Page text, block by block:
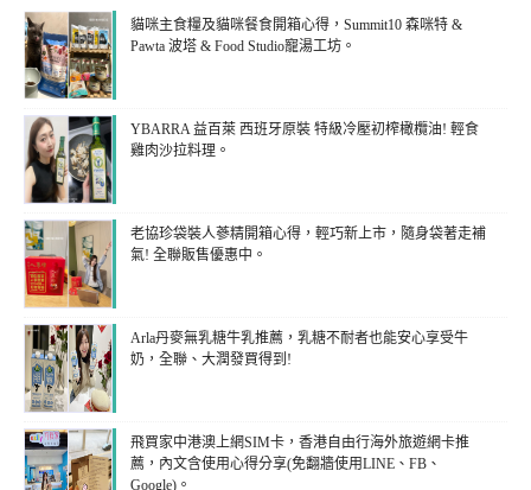
貓咪主食糧及貓咪餐食開箱心得，Summit10 森咪特 &
Pawta 波塔 & Food Studio寵湯工坊。
YBARRA 益百萊 西班牙原裝 特級冷壓初榨橄欖油! 輕食
雞肉沙拉料理。
老協珍袋裝人蔘精開箱心得，輕巧新上市，隨身袋著走補
氣! 全聯販售優惠中。
Arla丹麥無乳糖牛乳推薦，乳糖不耐者也能安心享受牛
奶，全聯、大潤發買得到!
飛買家中港澳上網SIM卡，香港自由行海外旅遊網卡推
薦，內文含使用心得分享(免翻牆使用LINE、FB、
Google)。